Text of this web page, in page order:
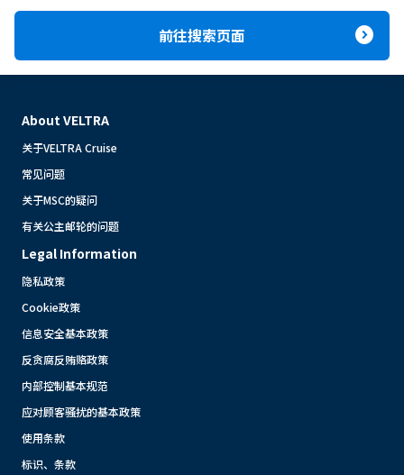
前往搜索页面 expand_circle_right
About VELTRA
关于VELTRA Cruise
常见问题
关于MSC的疑问
有关公主邮轮的问题
Legal Information
隐私政策
Cookie政策
信息安全基本政策
反贪腐反贿赂政策
内部控制基本规范
应对顾客骚扰的基本政策
使用条款
标识、条款